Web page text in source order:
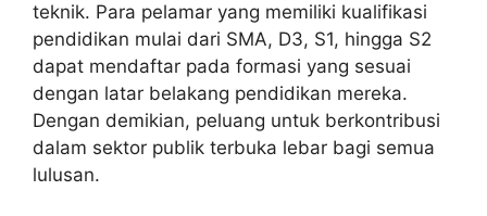
teknik. Para pelamar yang memiliki kualifikasi
pendidikan mulai dari SMA, D3, S1, hingga S2
dapat mendaftar pada formasi yang sesuai
dengan latar belakang pendidikan mereka.
Dengan demikian, peluang untuk berkontribusi
dalam sektor publik terbuka lebar bagi semua
lulusan.